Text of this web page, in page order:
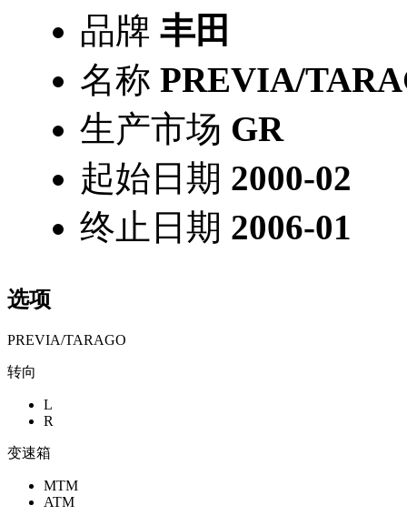
品牌 丰田
名称 PREVIA/
生产市场 GR
起始日期 2000-02
终止日期 2006-01
选项
PREVIA/TARAGO
转向
L
R
变速箱
MTM
ATM